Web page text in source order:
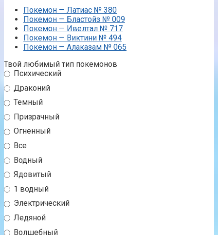
Покемон — Латиас № 380
Покемон — Бластойз № 009
Покемон — Ивелтал № 717
Покемон — Виктини № 494
Покемон — Алаказам № 065
Твой любимый тип покемонов
Психический
Драконий
Темный
Призрачный
Огненный
Все
Водный
Ядовитый
1 водный
Электрический
Ледяной
Волшебный